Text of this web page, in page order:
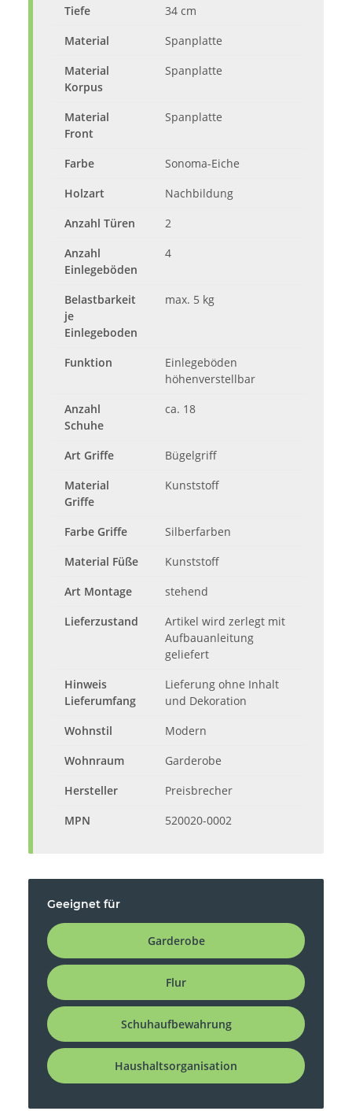
Tiefe
34 cm
Material
Spanplatte
Material
Korpus
Spanplatte
Material
Front
Spanplatte
Farbe
Sonoma-Eiche
Holzart
Nachbildung
Anzahl Türen
2
Anzahl
Einlegeböden
4
Belastbarkeit
je
Einlegeboden
max. 5 kg
Funktion
Einlegeböden
höhenverstellbar
Anzahl
Schuhe
ca. 18
Art Griffe
Bügelgriff
Material
Griffe
Kunststoff
Farbe Griffe
Silberfarben
Material Füße
Kunststoff
Art Montage
stehend
Lieferzustand
Artikel wird zerlegt mit
Aufbauanleitung
geliefert
Hinweis
Lieferumfang
Lieferung ohne Inhalt
und Dekoration
Wohnstil
Modern
Wohnraum
Garderobe
Hersteller
Preisbrecher
MPN
520020-0002
Geeignet für
Garderobe
Flur
Schuhaufbewahrung
Haushaltsorganisation